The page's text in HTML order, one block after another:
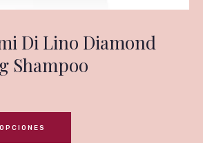
Di Lino Diamond
Shampoo